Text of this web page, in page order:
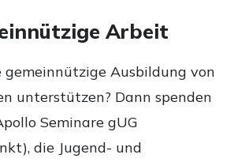
Arbeit
gemeinnützige Ausbildung von
unterstützen? Dann spenden
Seminare gUG
die Jugend- und